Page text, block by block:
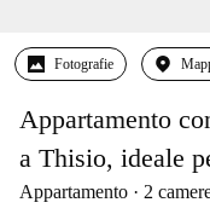
Fotografie
Appartamento
a Thisio, ideale
Appartamento 2